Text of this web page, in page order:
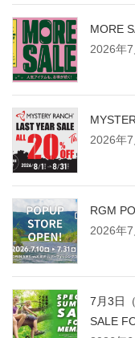
MORE
2026年
2026年
RGM
2026年7
7月3日
SALE